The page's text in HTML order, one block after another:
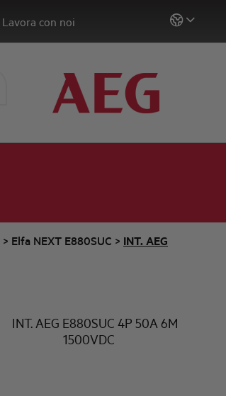
Lavora con noi
> Elfa NEXT E880SUC > INT. AEG